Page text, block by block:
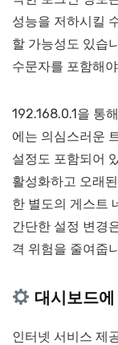
성능을 저하시킬
할 가능성도 있습
수문자를 포함해
192.168.0.1을 통
에는 의심스러운
설정도 포함되어
활성화하고 오래
한 별도의 게스트
간단한 설정 변경
격 위험을 줄여줍
대시보드
인터넷 서비스 제